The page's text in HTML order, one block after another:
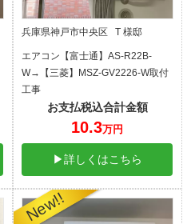
兵庫県神戸市中央区 T 様邸
エアコン【富士通】AS-R22B-
W→【三菱】MSZ-GV2226-W取付
工事
お支払税込合計金額
10.3万円
▶詳しくはこちら